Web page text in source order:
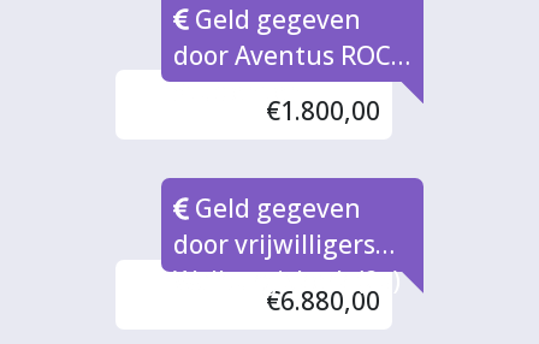
Geld gegeven
door Aventus ROC
Studenten
€1.800,00
Geld gegeven
door vrijwilligers
Walburgiskerk (2x)
€6.880,00